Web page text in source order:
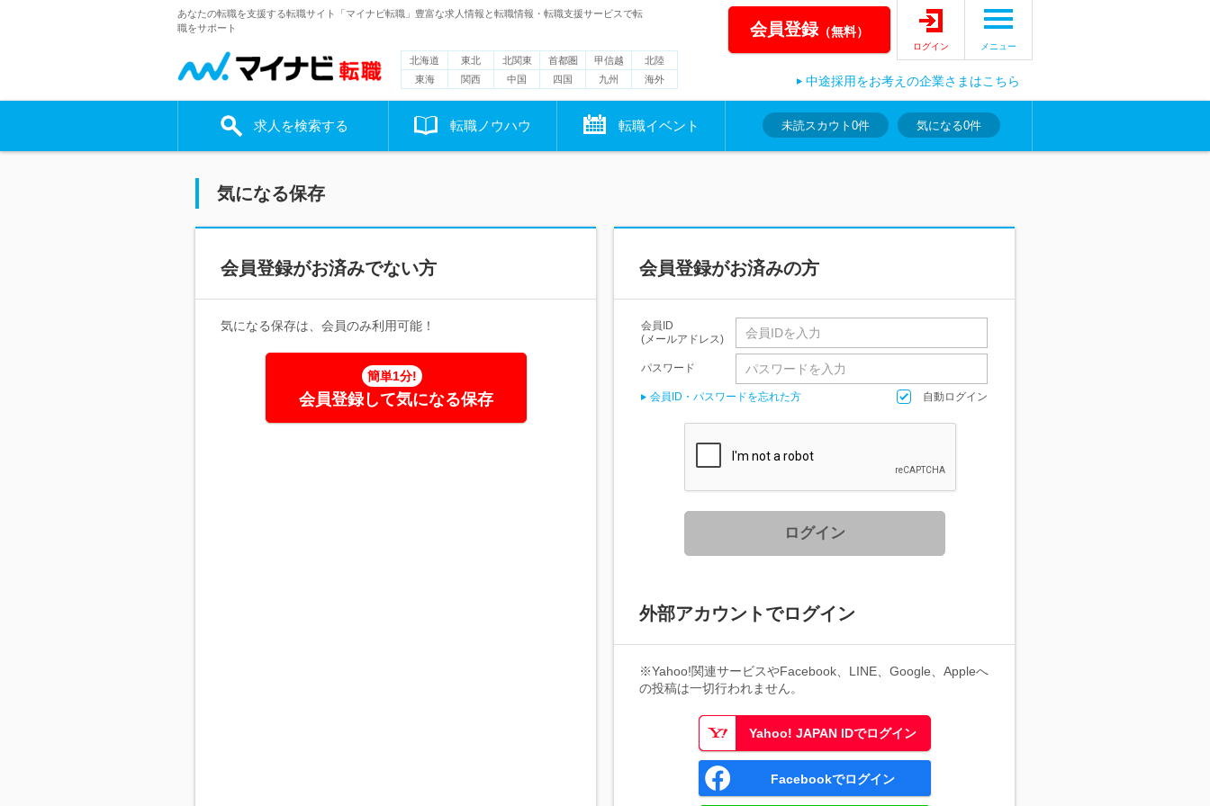
あなたの転職を支援する転職サイト「マイナビ転職」豊富な求人情報と転職情報・転職支援サービスで転
職をサポート
北海道 東北 北関東 首都圏 甲信越
北陸
東海
関西 中国 四国 九州 海外
会員登録（無料）
ログイン メニュー
中途採用をお考えの企業さまはこちら
求人を検索する 転職ノウハウ 転職イベント 未読スカウト 0件 気になる0件
気になる保存
会員登録がお済みでない方
気になる保存は、会員のみ利用可能！
簡単1分!
会員登録して気になる保存
会員登録がお済みの方
会員ID
(メールアドレス)
パスワード
会員ID・パスワードを忘れた方 自動ログイン
ログイン
外部アカウントでログイン
※Yahoo!関連サービスやFacebook、LINE、Google、Appleへ
の投稿は一切行われません。
Yahoo! JAPAN IDでログイン
Facebookでログイン